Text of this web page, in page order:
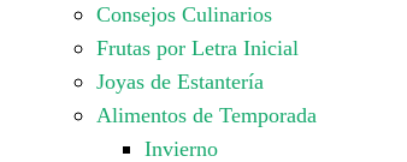
Consejos Culinarios
Frutas por Letra Inicial
Joyas de Estantería
Alimentos de Temporada
Invierno